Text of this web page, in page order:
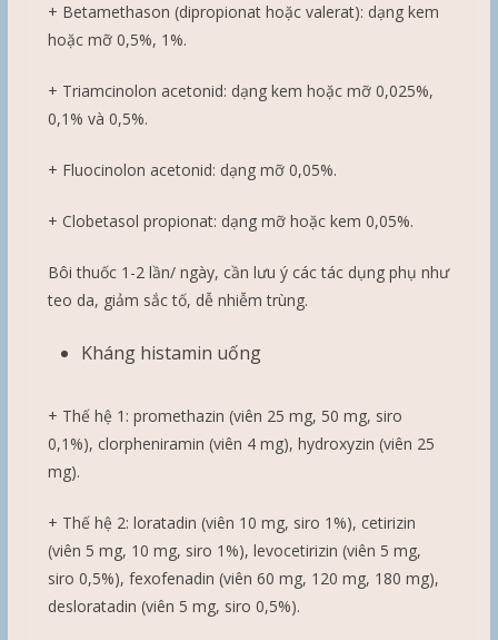
+ Betamethason (dipropionat hoặc valerat): dạng kem
hoặc mỡ 0,5%, 1%.
+ Triamcinolon acetonid: dạng kem hoặc mỡ 0,025%,
0,1% và 0,5%.
+ Fluocinolon acetonid: dạng mỡ 0,05%.
+ Clobetasol propionat: dạng mỡ hoặc kem 0,05%.
Bôi thuốc 1-2 lần/ ngày, cần lưu ý các tác dụng phụ như
teo da, giảm sắc tố, dễ nhiễm trùng.
Kháng histamin uống
+ Thế hệ 1: promethazin (viên 25 mg, 50 mg, siro
0,1%), clorpheniramin (viên 4 mg), hydroxyzin (viên 25
mg).
+ Thế hệ 2: loratadin (viên 10 mg, siro 1%), cetirizin
(viên 5 mg, 10 mg, siro 1%), levocetirizin (viên 5 mg,
siro 0,5%), fexofenadin (viên 60 mg, 120 mg, 180 mg),
desloratadin (viên 5 mg, siro 0,5%).